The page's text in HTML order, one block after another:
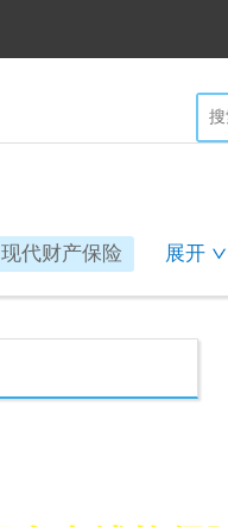
现代财产保险 展开